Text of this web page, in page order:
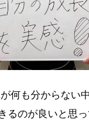
何も分からない
るのが良いと思